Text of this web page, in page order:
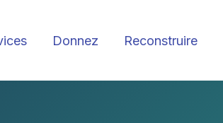
Donnez Reconstruire